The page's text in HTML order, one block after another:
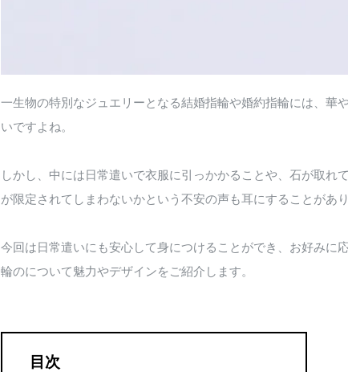
一生物の特別なジュエリーとなる結婚指輪や婚約指輪には、華
いですよね。
しかし、中には日常遣いで衣服に引っかかることや、石が取
が限定されてしまわないかという不安の声も耳にすることがあり
今回は日常遣いにも安心して身につけることができ、お好みに
輪のについて魅力やデザインをご紹介します。
目次